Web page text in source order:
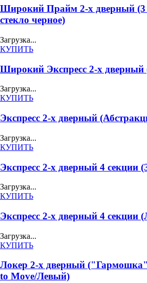
Широкий Прайм 2-х дверный
стекло черное)
Загрузка...
КУПИТЬ
Широкий Экспресс 2-х
Загрузка...
КУПИТЬ
Экспресс 2-х дверный
Загрузка...
КУПИТЬ
Экспресс 2-х дверный 4 секции
Загрузка...
КУПИТЬ
Экспресс 2-х дверный 4
Загрузка...
КУПИТЬ
Локер 2-х дверный ("Гармошка"
to Move/Левый)